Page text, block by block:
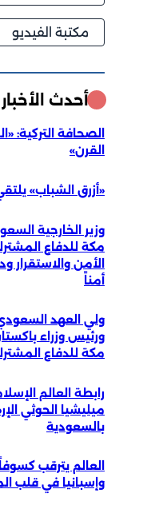
مكتبة الفيديو
أحدث الأخبار
الصحافة
القرن»
«أزرق الشباب»
وزير الخارجية
مكة للدفاع
الأمن والاستقرار
أمناً
ولي العهد
ورئيس وزراء
مكة للدفاع
رابطة العالم
ميليشيا الحوثي
بالسعودية
العالم يترقب
وإسبانيا في قلب